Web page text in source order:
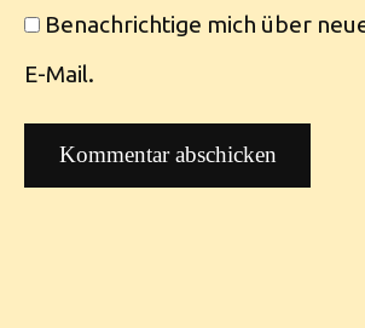
Benachrichtige mich über
E-Mail.